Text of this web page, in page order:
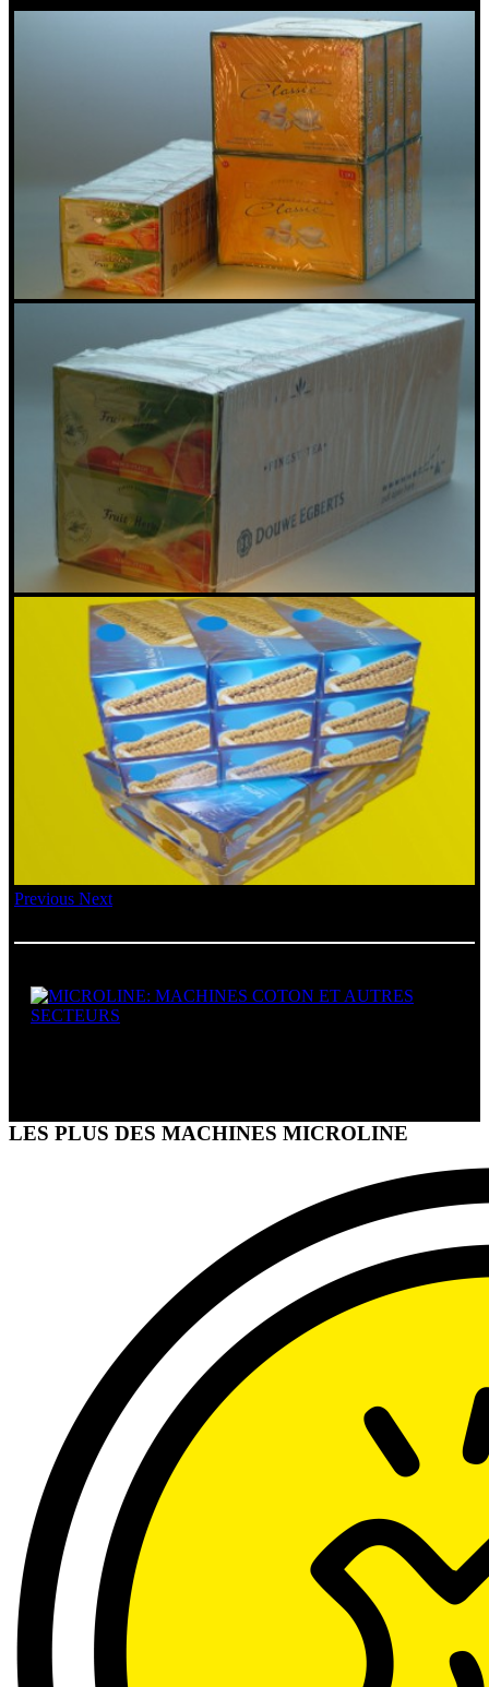
Previous Next
LES PLUS DES MACHINES MICROLINE